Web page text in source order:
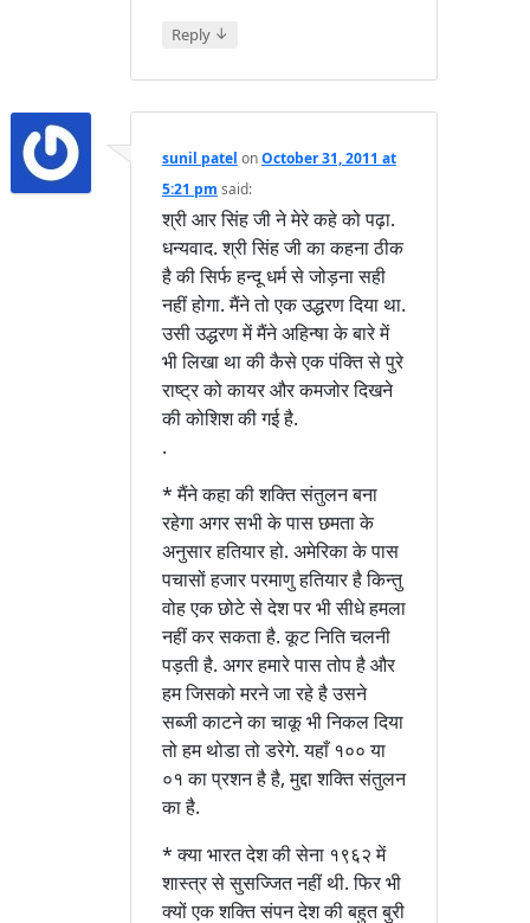
Reply ↓
sunil patel onOctober 31, 2011 at
5:21 pm said:
श्री आर सिंह जी ने मेरे कहे को पढ़ा.
धन्यवाद. श्री सिंह जी का कहना ठीक
है की सिर्फ हन्दू धर्म से जोड़ना सही
नहीं होगा. मैंने तो एक उद्धरण दिया था.
उसी उद्धरण में मैंने अहिन्षा के बारे में
भी लिखा था की कैसे एक पंक्ति से पुरे
राष्ट्र को कायर और कमजोर दिखने
की कोशिश की गई है.
.
* मैंने कहा की शक्ति संतुलन बना
रहेगा अगर सभी के पास छमता के
अनुसार हतियार हो. अमेरिका के पास
पचासों हजार परमाणु हतियार है किन्तु
वोह एक छोटे से देश पर भी सीधे हमला
नहीं कर सकता है. कूट निति चलनी
पड़ती है. अगर हमारे पास तोप है और
हम जिसको मरने जा रहे है उसने
सब्जी काटने का चाकू भी निकल दिया
तो हम थोडा तो डरेगे. यहाँ १०० या
०१ का प्रशन है है, मुद्दा शक्ति संतुलन
का है.
* क्या भारत देश की सेना १९६२ में
शास्त्र से सुसज्जित नहीं थी. फिर भी
क्यों एक शक्ति संपन देश की बहुत बुरी